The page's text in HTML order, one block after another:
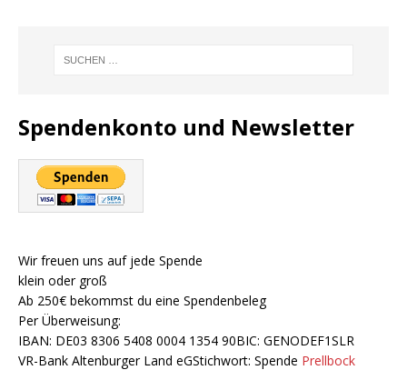
Spendenkonto und Newsletter
Wir freuen uns auf jede Spende
klein oder groß
Ab 250€ bekommst du eine Spendenbeleg
Per Überweisung:
IBAN: DE03 8306 5408 0004 1354 90BIC: GENODEF1SLR
VR-Bank Altenburger Land eGStichwort: Spende Prellbock